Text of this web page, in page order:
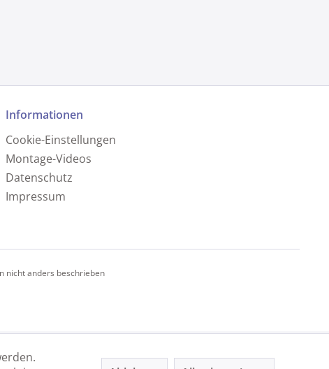
Informationen
Cookie-Einstellungen
Montage-Videos
Datenschutz
Impressum
nicht anders beschrieben